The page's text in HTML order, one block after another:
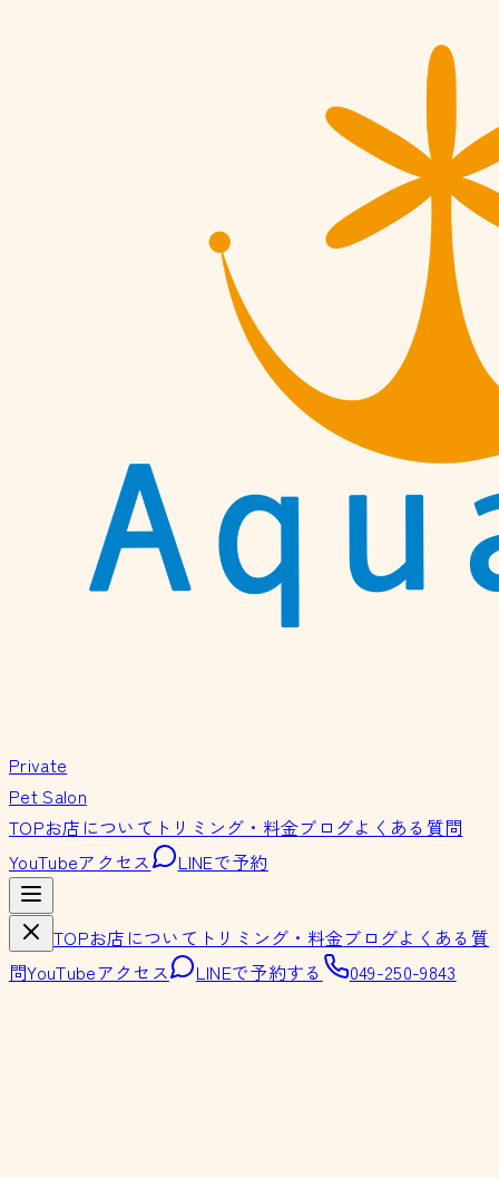
Private
Pet Salon
TOPお店について トリミング・料金ブログよくある質問
YouTubeアクセス LINEで予約
TOPお店について トリミング・料金ブログよくある質
問YouTubeアクセス LINEで予約する 049-250-9843